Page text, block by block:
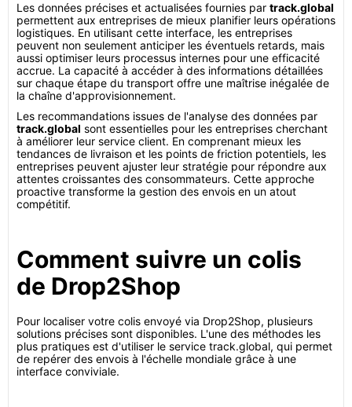
Les données précises et actualisées fournies par track.global
permettent aux entreprises de mieux planifier leurs opérations
logistiques. En utilisant cette interface, les entreprises
peuvent non seulement anticiper les éventuels retards, mais
aussi optimiser leurs processus internes pour une efficacité
accrue. La capacité à accéder à des informations détaillées
sur chaque étape du transport offre une maîtrise inégalée de
la chaîne d'approvisionnement.
Les recommandations issues de l'analyse des données par
track.global sont essentielles pour les entreprises cherchant
à améliorer leur service client. En comprenant mieux les
tendances de livraison et les points de friction potentiels, les
entreprises peuvent ajuster leur stratégie pour répondre aux
attentes croissantes des consommateurs. Cette approche
proactive transforme la gestion des envois en un atout
compétitif.
Comment suivre un colis
de Drop2Shop
Pour localiser votre colis envoyé via Drop2Shop, plusieurs
solutions précises sont disponibles. L'une des méthodes les
plus pratiques est d'utiliser le service track.global, qui permet
de repérer des envois à l'échelle mondiale grâce à une
interface conviviale.